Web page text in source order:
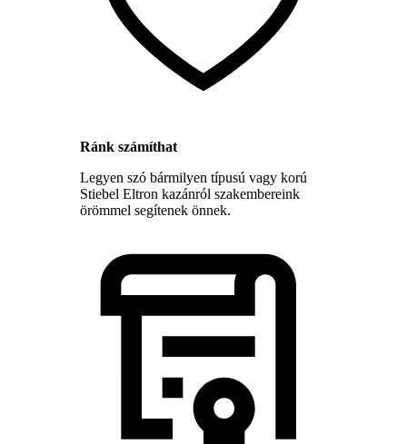
Ránk számíthat
Legyen szó bármilyen típusú vagy korú
Stiebel Eltron kazánról szakembereink
örömmel segítenek önnek.